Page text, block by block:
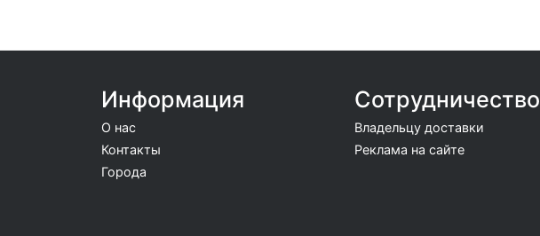
Информация
О нас
Контакты
Города
Сотрудничество
Владельцу доставки
Реклама на сайте